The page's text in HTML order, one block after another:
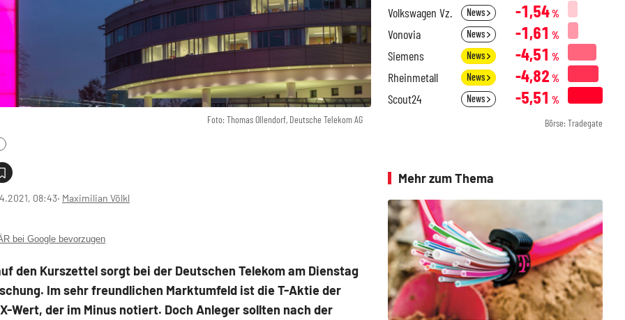
Foto: Thomas Ollendorf, Deutsche Telekom AG
08:43‧ Maximilian Völkl
bei Google bevorzugen
den Kurszettel sorgt bei der Deutschen Telekom am Dienstag
Im sehr freundlichen Marktumfeld ist die T-Aktie der
Wert, der im Minus notiert. Doch Anleger sollten nach der
Volkswagen Vz. News -1,54%
Vonovia News -1,61 %
Siemens News -4,51 %
Rheinmetall News -4,82 %
Scout24 News -5,51 %
Börse: Tradegate
Mehr zum Thema